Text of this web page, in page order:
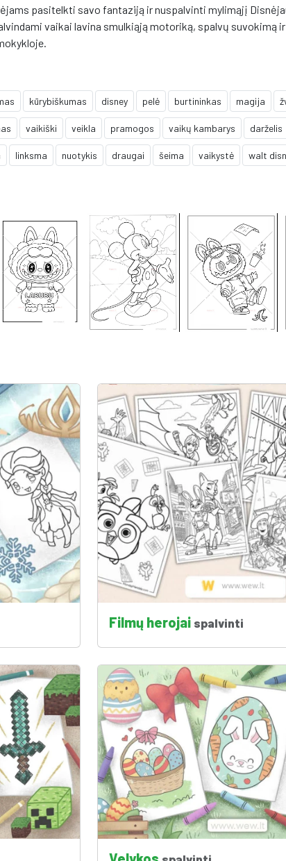
pasitelkti savo fantaziją ir nuspalvinti mylimąjį
vaikai lavina smulkiąją motoriką, spalvų suvokimą
kūrybiškumas disney pelė burtininkas magija
vaikiški veikla pramogos vaikų kambarys darželis
linksma nuotykis draugai šeima vaikystė walt
Filmų herojai spalvinti